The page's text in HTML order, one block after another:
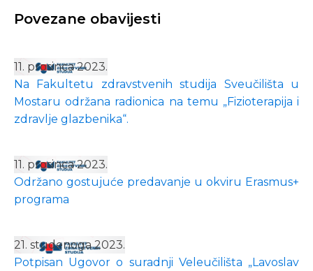
Povezane obavijesti
11. prosinca 2023.
Na Fakultetu zdravstvenih studija Sveučilišta u
Mostaru održana radionica na temu „Fizioterapija i
zdravlje glazbenika“.
11. prosinca 2023.
Održano gostujuće predavanje u okviru Erasmus+
programa
21. studenoga 2023.
Potpisan Ugovor o suradnji Veleučilišta „Lavoslav